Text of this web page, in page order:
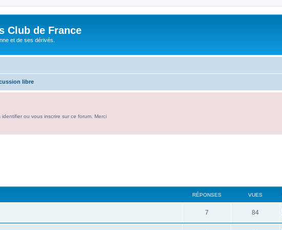
Club de France
et de ses dérivés.
libre
ou vous inscrire sur ce forum. Merci
RÉPONSES VUES
7R
é
84V
u